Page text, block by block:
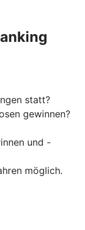
statt?
gewinnen?
und -
möglich.